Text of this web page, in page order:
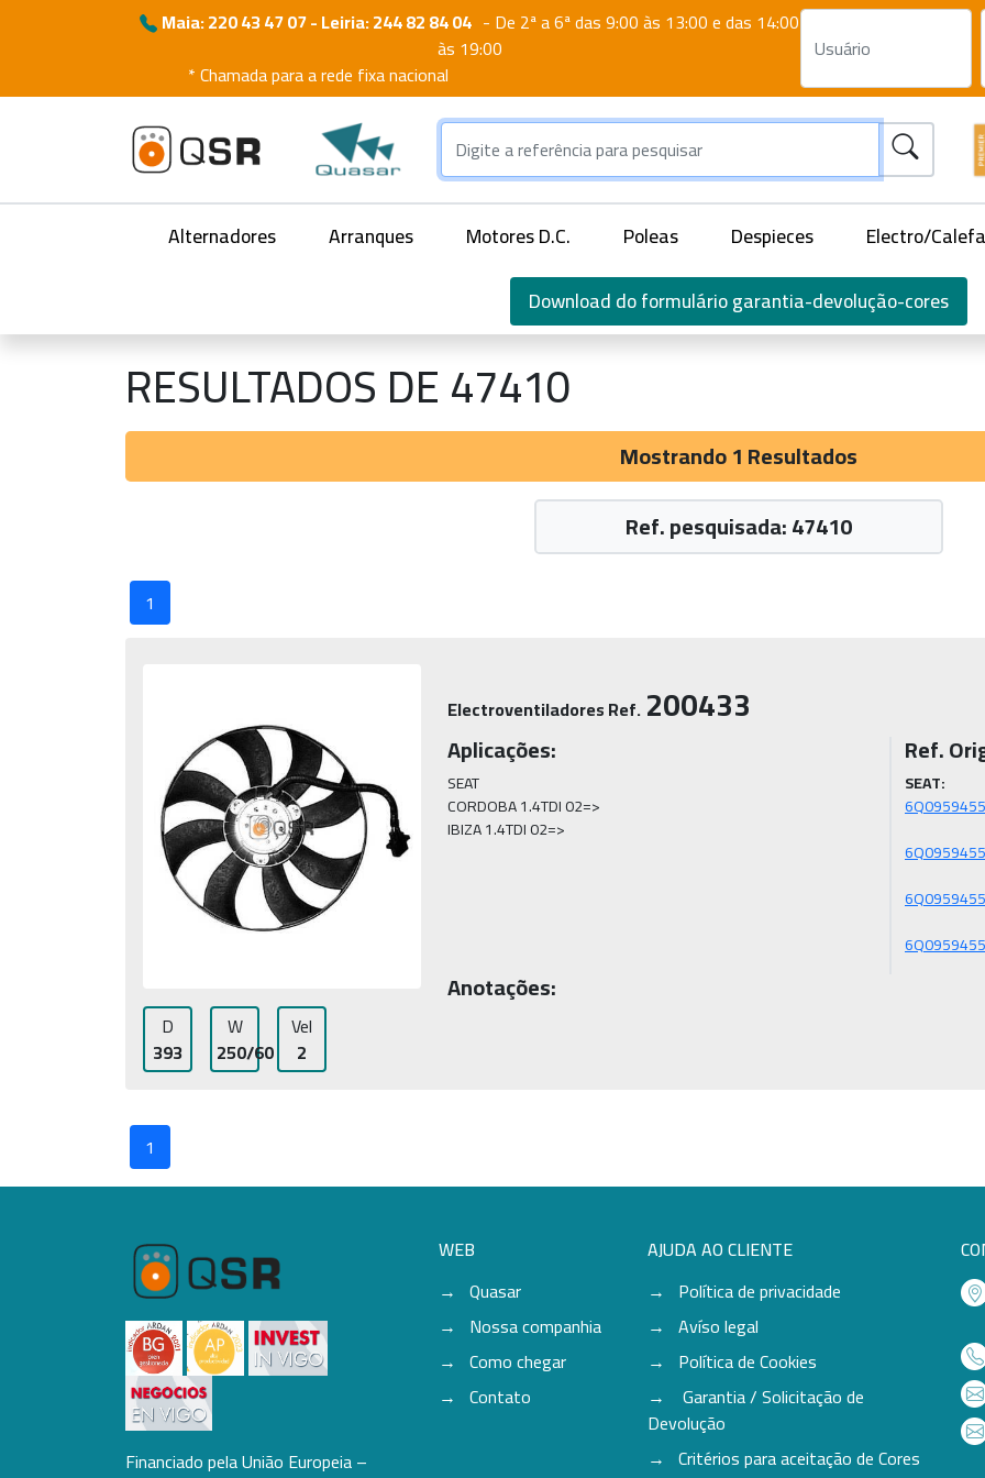
Maia: 220 43 47 07 - Leiria: 244 82 84 04 - De 2ª a 6ª das 9:00 às 13:00 e das 14:00
às 19:00
* Chamada para a rede fixa nacional
Alternadores Arranques Motores D.C. Poleas Despieces Electro/
Download do formulário garantia-devolução-cores
RESULTADOS DE 47410
Mostrando 1 Resultados
Ref. pesquisada: 47410
1
D
393
W
250/60
Vel
2
Electroventiladores Ref. 200433
Aplicações:
SEAT
CORDOBA 1.4TDI 02=>
IBIZA 1.4TDI 02=>
Ref.
SEAT:
Anotações:
1
Financiado pela União Europeia –
WEB
Quasar
Nossa companhia
Como chegar
Contato
AJUDA AO CLIENTE
Política de privacidade
Avíso legal
Política de Cookies
Garantia / Solicitação de
Devolução
Critérios para aceitação de Cores